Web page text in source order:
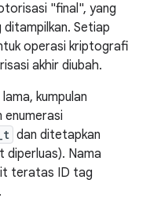
"final", yang
ditampilkan. Setiap
operasi kriptografi
akhir diubah.
kumpulan
enumerasi
dan ditetapkan
diperluas). Nama
teratas ID tag